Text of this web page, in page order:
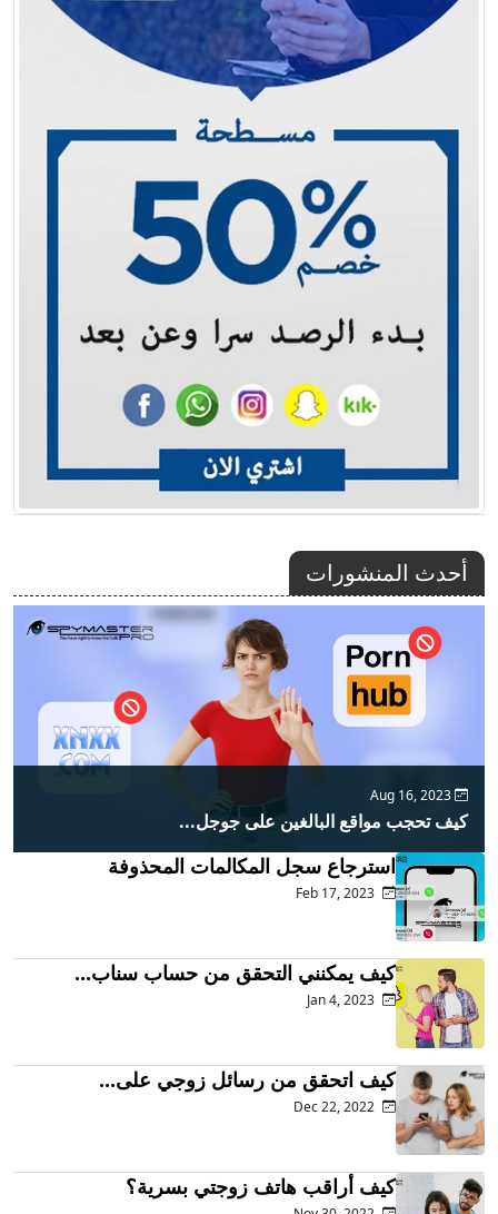
أحدث المنشورات
كيف تحجب مواقع البالغين على جوجل...
استرجاع سجل المكالمات المحذوفة
كيف يمكنني التحقق من حساب سناب...
كيف اتحقق من رسائل زوجي على...
كيف أراقب هاتف زوجتي بسرية؟